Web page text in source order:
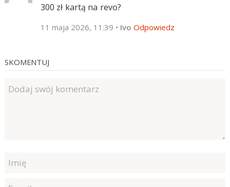
300 zł kartą na revo?
11 maja 2026, 11:39 • Ivo Odpowiedz
SKOMENTUJ